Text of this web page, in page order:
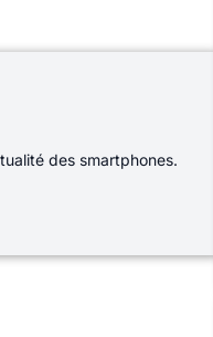
des smartphones.